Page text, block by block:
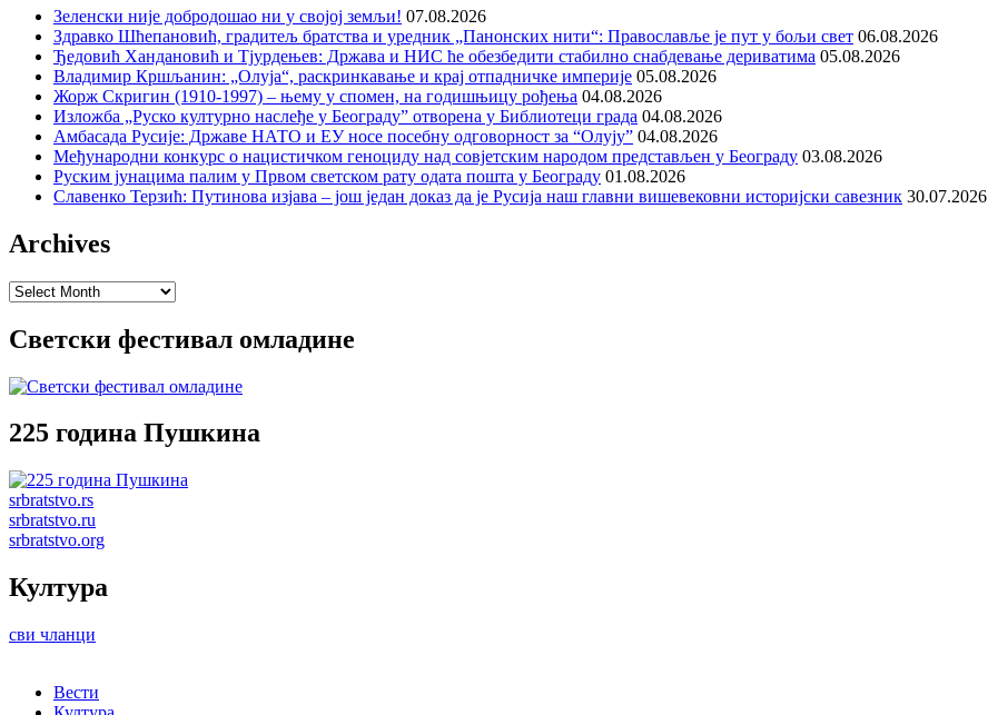
Зеленски није добродошао ни у својој земљи! 07.08.2026
Здравко Шћепановић, градитељ братства и уредник „Панонских нити“: Православље је пут у бољи свет 06.08.2026
Ђедовић Хандановић и Тјурдењев: Држава и НИС ће обезбедити стабилно снабдевање дериватима 05.08.2026
Владимир Кршљанин: „Олуја“, раскринкавање и крај отпадничке империје 05.08.2026
Жорж Скригин (1910-1997) – њему у спомен, на годишњицу рођења 04.08.2026
Изложба „Руско културно наслеђе у Београду” отворена у Библиотеци града 04.08.2026
Амбасада Русије: Државе НАТО и ЕУ носе посебну одговорност за “Олују” 04.08.2026
Међународни конкурс о нацистичком геноциду над совјетским народом представљен у Београду 03.08.2026
Руским јунацима палим у Првом светском рату одата пошта у Београду 01.08.2026
Славенко Терзић: Путинова изјава – још један доказ да је Русија наш главни вишевековни историјски савезник 30.07.2026
Archives
Archives
Светски фестивал омладине
225 година Пушкина
srbratstvo.rs
srbratstvo.ru
srbratstvo.org
Култура
сви чланци
Вести